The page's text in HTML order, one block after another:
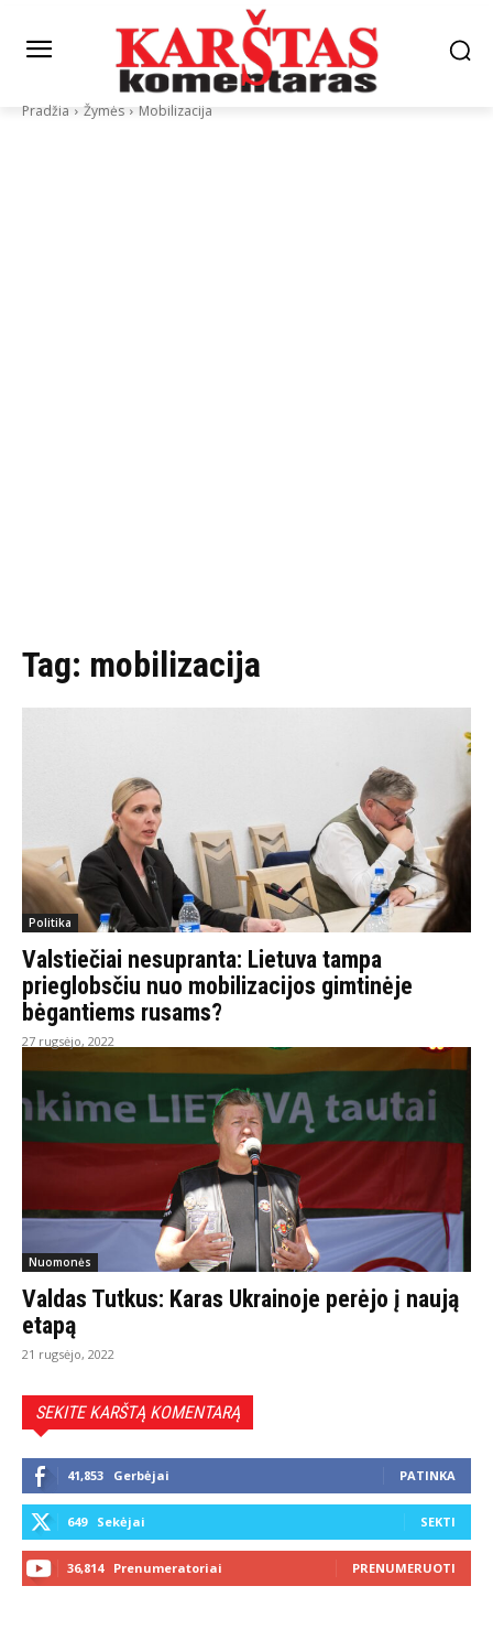
Pradžia Žymės Mobilizacija
Tag: mobilizacija
Politika
Valstiečiai nesupranta: Lietuva tampa
prieglobsčiu nuo mobilizacijos gimtinėje
bėgantiems rusams?
27 rugsėjo, 2022
Nuomonės
Valdas Tutkus: Karas Ukrainoje perėjo į naują
etapą
21 rugsėjo, 2022
SEKITE KARŠTĄ KOMENTARĄ
41,853 Gerbėjai PATINKA
649 Sekėjai SEKTI
36,814 Prenumeratoriai PRENUMERUOTI